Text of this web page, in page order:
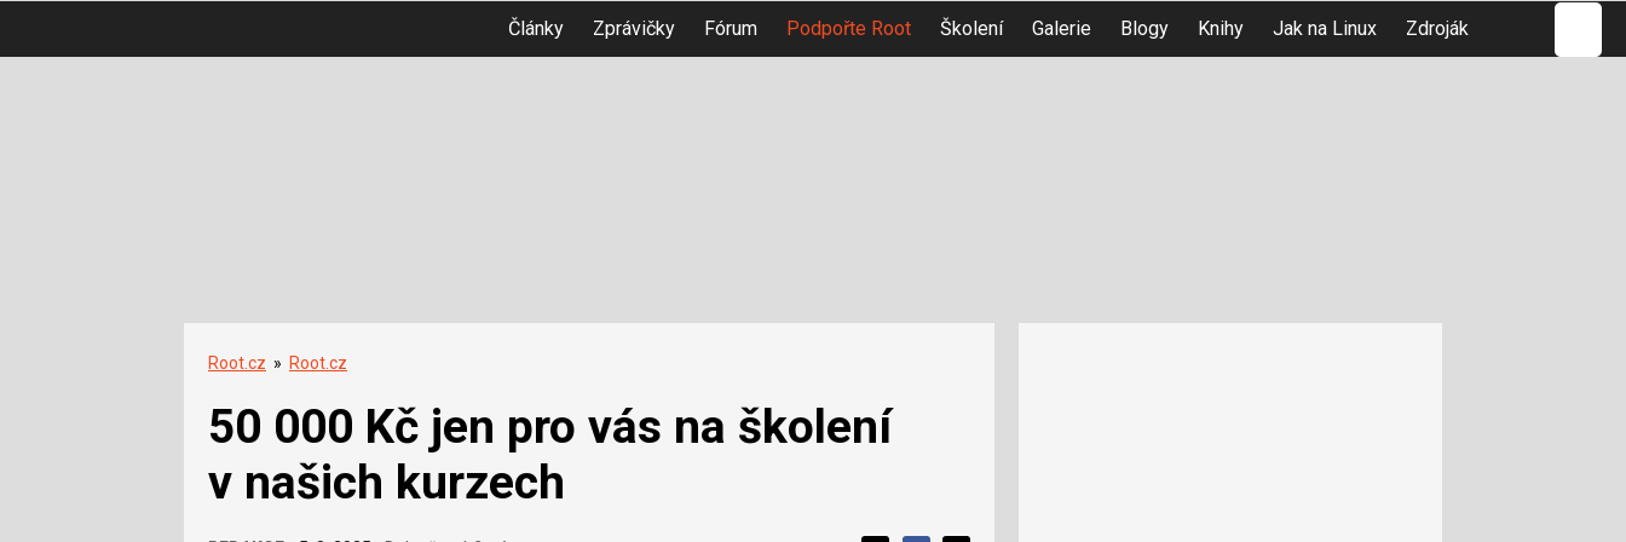
Články Zprávičky Fórum Podpořte Root Školení Galerie Blogy Knihy Jak na Linux Zdroják
Root.cz » Root.cz
50 000 Kč jen pro vás na školení
v našich kurzech